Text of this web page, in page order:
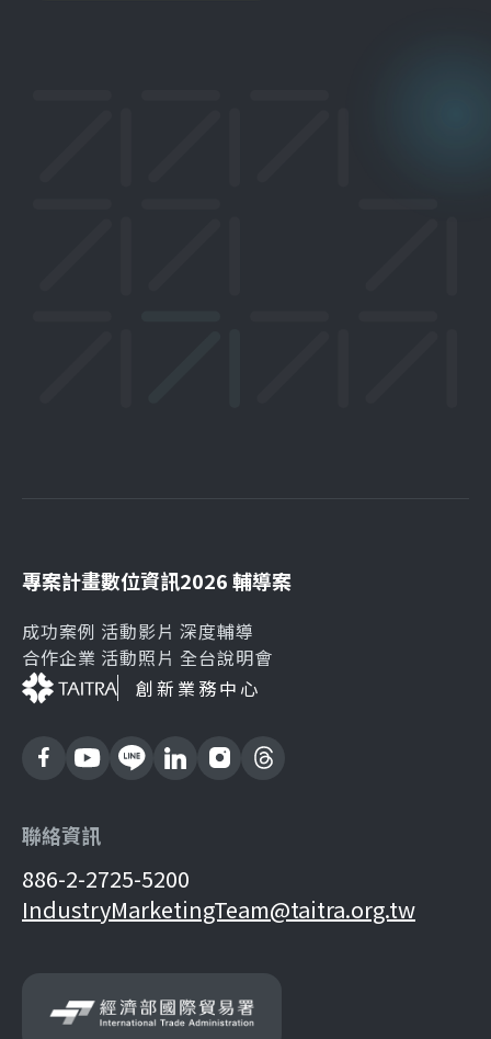
專案計畫
成功案例
合作企業
數位資訊
活動影片
活動照片
2026 輔導案
深度輔導
全台說明會
創新業務中心
聯絡資訊
886-2-2725-5200
IndustryMarketingTeam@taitra.org.tw